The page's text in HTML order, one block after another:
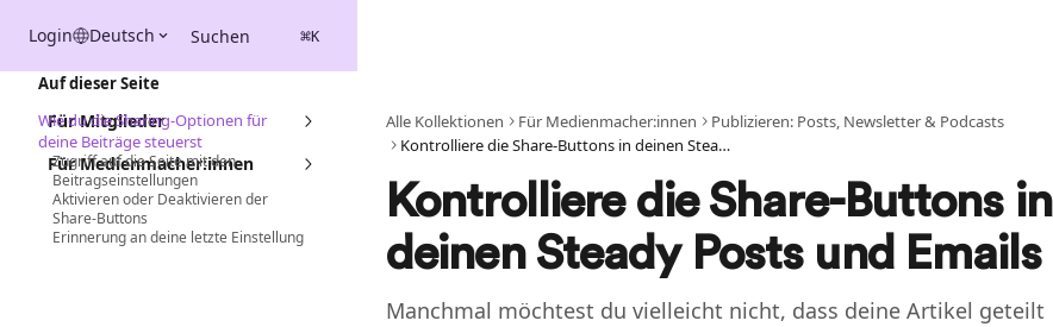
Login Deutsch Suchen ⌘K
Für Mitglieder
Für Medienmacher:innen
Alle Kollektionen Für Medienmacher:innen
Publizieren: Posts, Newsletter & Podcasts
Kontrolliere die Share-Buttons in deinen Steady Posts und Emails
Kontrolliere die Share-Buttons in
deinen Steady Posts und Emails
Manchmal möchtest du vielleicht nicht, dass deine Artikel geteilt
Auf dieser Seite
Wie du die Sharing-Optionen für
deine Beiträge steuerst
Zugriff auf die Seite mit den
Beitragseinstellungen
Aktivieren oder Deaktivieren der
Share-Buttons
Erinnerung an deine letzte Einstellung